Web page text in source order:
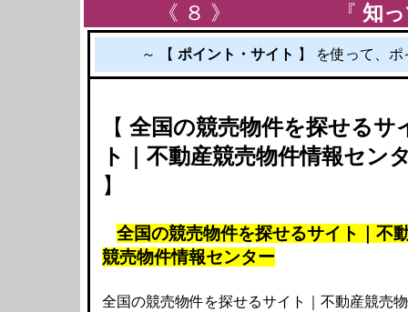
《 ８ 》 『知
～ 【 ポイント・サイト 】 を使って、
【 全国の競売物件を探せるサ
ト｜不動産競売物件情報セン
】
全国の競売物件を探せるサイト｜不
競売物件情報センター
全国の競売物件を探せるサイト｜不動産競売